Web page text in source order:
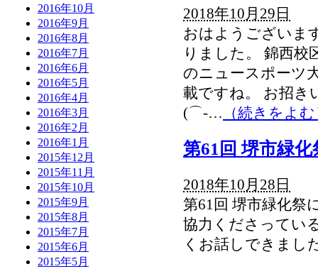
2016年10月
2016年9月
2016年8月
2016年7月
2016年6月
2016年5月
2016年4月
2016年3月
2016年2月
2016年1月
2015年12月
2015年11月
2015年10月
2015年9月
2015年8月
2015年7月
2015年6月
2015年5月
2018年10月29日
おはようございま
りました。 錦西校
のニュースポーツ
載ですね。 お招き
(⌒-… （続きをよ
第61回 堺市緑
2018年10月28日
第61回 堺市緑化祭
協力くださってい
くお話しでき